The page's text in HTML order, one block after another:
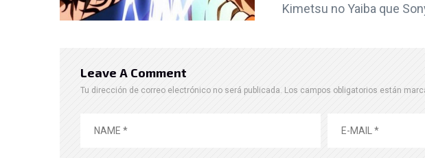
Kimetsu no Yaiba que
Leave A Comment
Tu dirección de correo electrónico no será publicada. Los campos obligatorios están